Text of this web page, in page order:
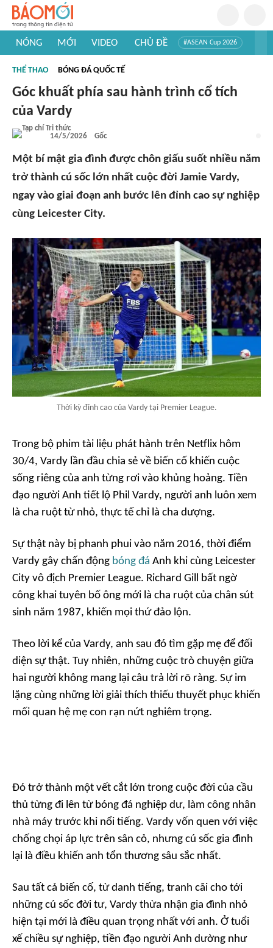
NÓNG MỚI VIDEO CHỦ ĐỀ #ASEAN Cup 2026
#Khám phá thế giới
THỂ THAO BÓNG ĐÁ QUỐC TẾ
Góc khuất phía sau hành trình cổ tích
của Vardy
14/5/2026 Gốc
Một bí mật gia đình được chôn giấu suốt nhiều năm
trở thành cú sốc lớn nhất cuộc đời Jamie Vardy,
ngay vào giai đoạn anh bước lên đỉnh cao sự nghiệp
cùng Leicester City.
Thời kỳ đỉnh cao của Vardy tại Premier League.
Trong bộ phim tài liệu phát hành trên Netflix hôm
30/4, Vardy lần đầu chia sẻ về biến cố khiến cuộc
sống riêng của anh từng rơi vào khủng hoảng. Tiền
đạo người Anh tiết lộ Phil Vardy, người anh luôn xem
là cha ruột từ nhỏ, thực tế chỉ là cha dượng.
Sự thật này bị phanh phui vào năm 2016, thời điểm
Vardy gây chấn động bóng đá Anh khi cùng Leicester
City vô địch Premier League. Richard Gill bất ngờ
công khai tuyên bố ông mới là cha ruột của chân sút
sinh năm 1987, khiến mọi thứ đảo lộn.
Theo lời kể của Vardy, anh sau đó tìm gặp mẹ để đối
diện sự thật. Tuy nhiên, những cuộc trò chuyện giữa
hai người không mang lại câu trả lời rõ ràng. Sự im
lặng cùng những lời giải thích thiếu thuyết phục khiến
mối quan hệ mẹ con rạn nứt nghiêm trọng.
Đó trở thành một vết cắt lớn trong cuộc đời của cầu
thủ từng đi lên từ bóng đá nghiệp dư, làm công nhân
nhà máy trước khi nổi tiếng. Vardy vốn quen với việc
chống chọi áp lực trên sân cỏ, nhưng cú sốc gia đình
lại là điều khiến anh tổn thương sâu sắc nhất.
Sau tất cả biến cố, từ danh tiếng, tranh cãi cho tới
những cú sốc đời tư, Vardy thừa nhận gia đình nhỏ
hiện tại mới là điều quan trọng nhất với anh. Ở tuổi
xế chiều sự nghiệp, tiền đạo người Anh dường như